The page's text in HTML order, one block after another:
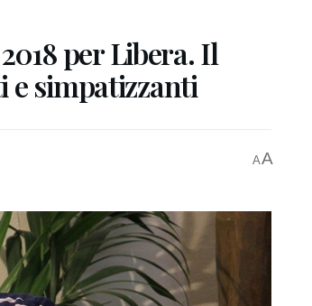
per Libera. Il
e simpatizzanti
AA